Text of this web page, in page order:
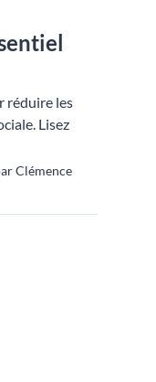
réduire les
Lisez
Clémence